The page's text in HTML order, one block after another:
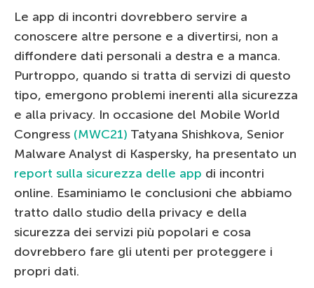
Le app di incontri dovrebbero servire a
conoscere altre persone e a divertirsi, non a
diffondere dati personali a destra e a manca.
Purtroppo, quando si tratta di servizi di questo
tipo, emergono problemi inerenti alla sicurezza
e alla privacy. In occasione del Mobile World
Congress (MWC21) Tatyana Shishkova, Senior
Malware Analyst di Kaspersky, ha presentato un
report sulla sicurezza delle app di incontri
online. Esaminiamo le conclusioni che abbiamo
tratto dallo studio della privacy e della
sicurezza dei servizi più popolari e cosa
dovrebbero fare gli utenti per proteggere i
propri dati.